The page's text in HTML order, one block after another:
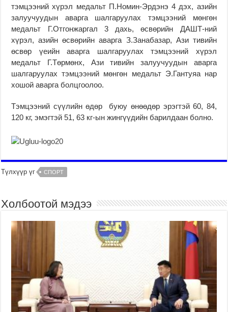
тэмцээний хүрэл медальт П.Номин-Эрдэнэ 4 дэх, азийн
залуучуудын аварга шалгаруулах тэмцээний мөнгөн
медальт Г.Отгонжаргал 3 дахь, өсвөрийн ДАШТ-ний
хүрэл, азийн өсвөрийн аварга З.Занабазар, Ази тивийн
өсвөр үеийн аварга шалгаруулах тэмцээний хүрэл
медальт Г.Төрмөнх, Ази тивийн залуучуудын аварга
шалгаруулах тэмцээний мөнгөн медальт Э.Гантуяа нар
хошой аварга болцгоолоо.
Тэмцээний сүүлийн өдөр буюу өнөөдөр эрэгтэй 60, 84,
120 кг, эмэгтэй 51, 63 кг-ын жингүүдийн барилдаан болно.
Түлхүүр үг СПОРТ
Холбоотой мэдээ